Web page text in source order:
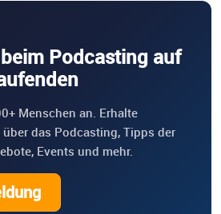
Podcasting auf
Menschen an. Erhalte
das Podcasting, Tipps der
Events und mehr.